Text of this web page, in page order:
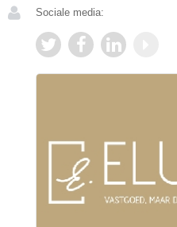
Sociale media: